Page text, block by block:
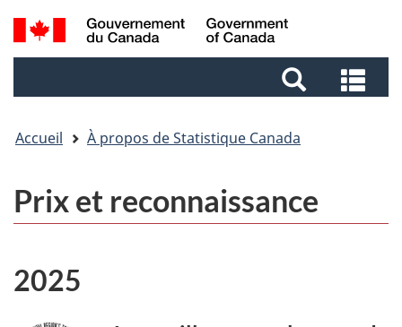
Aller
au
Aller
au
Passer
à
Recherche
et
et
Accueil À propos de Statistique Canada
Prix et reconnaissance
2025